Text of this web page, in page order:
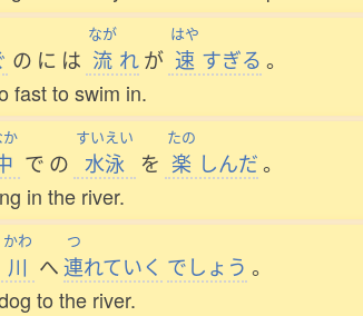
の に は
なが
流 れが
はや
速 すぎる 。
fast to swim in.
か
で の
すいえい
水泳 を
たの
楽 しんだ。
in the river.
かわ
川 へ
つ
連れていく でしょう 。
to the river.